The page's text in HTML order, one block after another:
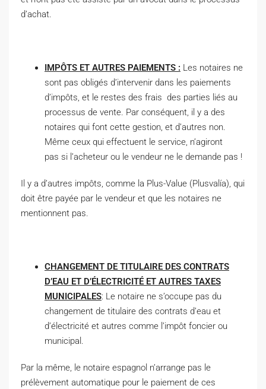
d’achat.
IMPÔTS ET AUTRES PAIEMENTS : Les notaires ne
sont pas obligés d’intervenir dans les paiements
d’impôts, et le restes des frais des parties liés au
processus de vente. Par conséquent, il y a des
notaires qui font cette gestion, et d’autres non.
Même ceux qui effectuent le service, n’agiront
pas si l’acheteur ou le vendeur ne le demande pas !
Il y a d’autres impôts, comme la Plus-Value (Plusvalía), qui
doit être payée par le vendeur et que les notaires ne
mentionnent pas.
CHANGEMENT DE TITULAIRE DES CONTRATS
D’EAU ET D’ÉLECTRICITÉ ET AUTRES TAXES
MUNICIPALES: Le notaire ne s’occupe pas du
changement de titulaire des contrats d’eau et
d’électricité et autres comme l’impôt foncier ou
municipal.
Par la même, le notaire espagnol n’arrange pas le
prélèvement automatique pour le paiement de ces